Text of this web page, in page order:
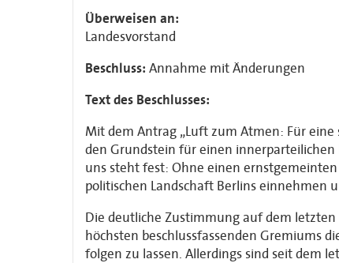
Überweisen an:
Landesvorstand
Beschluss: Annahme mit Änderungen
Text des Beschlusses:
Mit dem Antrag „Luft zum Atmen: Für eine
den Grundstein für einen innerparteilichen
uns steht fest: Ohne einen
politischen Landschaft Berlins einnehmen
Die deutliche Zustimmung auf dem letzten
höchsten beschlussfassenden Gremiums
folgen zu lassen. Allerdings sind seit dem